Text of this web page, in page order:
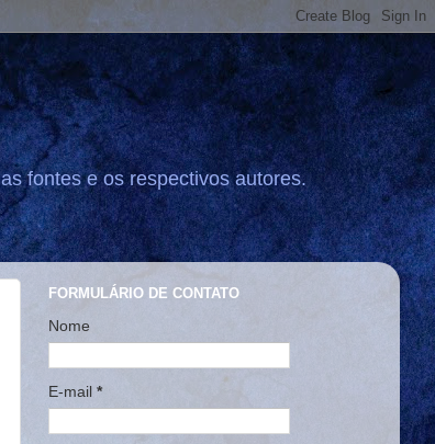
fontes e os respectivos autores.
FORMULÁRIO DE CONTATO
Nome
E-mail *